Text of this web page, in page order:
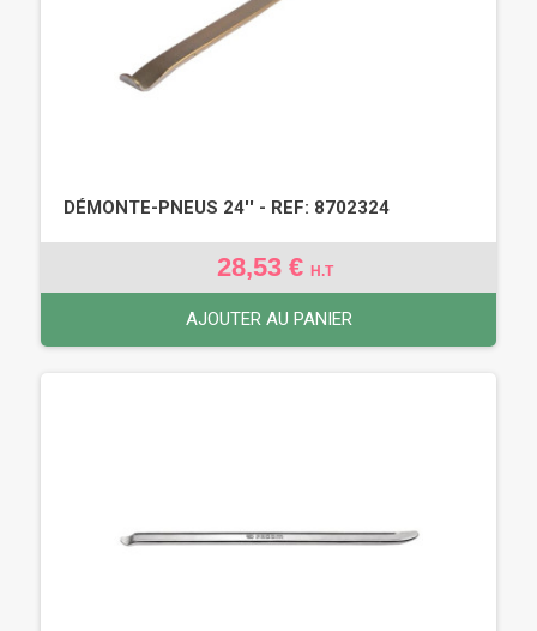
DÉMONTE-PNEUS 24'' - REF: 8702324
28,53 € H.T
AJOUTER AU PANIER